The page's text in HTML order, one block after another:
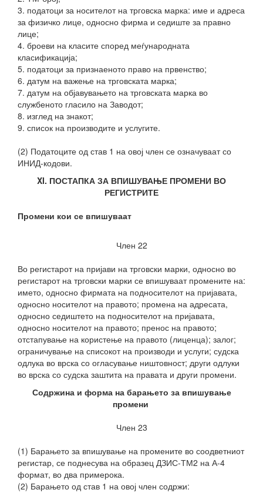
3. податоци за носителот на трговска марка: име и адреса
за физичко лице, односно фирма и седиште за правно
лице;
4. броеви на класите според меѓународната
класификација;
5. податоци за признаеното право на првенство;
6. датум на важење на трговската марка;
7. датум на објавувањето на трговската марка во
службеното гласило на Заводот;
8. изглед на знакот;
9. список на производите и услугите.
(2) Податоците од став 1 на овој член се означуваат со
ИНИД-кодови.
XI. ПОСТАПКА ЗА ВПИШУВАЊЕ ПРОМЕНИ ВО
РЕГИСТРИТЕ
Промени кои се впишуваат
Член 22
Во регистарот на пријави на трговски марки, односно во
регистарот на трговски марки се впишуваат промените на:
името, односно фирмата на подносителот на пријавата,
односно носителот на правото; промена на адресата,
односно седиштето на подносителот на пријавата,
односно носителот на правото; пренос на правото;
отстапување на користење на правото (лиценца); залог;
ограничување на списокот на производи и услуги; судска
одлука во врска со огласување ништовност; други одлуки
во врска со судска заштита на правата и други промени.
Содржина и форма на барањето за впишување
промени
Член 23
(1) Барањето за впишување на промените во соодветниот
регистар, се поднесува на образец ДЗИС-ТМ2 на А-4
формат, во два примерока.
(2) Барањето од став 1 на овој член содржи: